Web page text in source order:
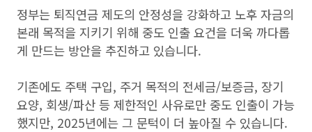
정부는 퇴직연금 제도의 안정성을 강화하고 노후 자금의
본래 목적을 지키기 위해 중도 인출 요건을 더욱 까다롭
게 만드는 방안을 추진하고 있습니다.
기존에도 주택 구입, 주거 목적의 전세금/보증금, 장기
요양, 회생/파산 등 제한적인 사유로만 중도 인출이 가능
했지만, 2025년에는 그 문턱이 더 높아질 수 있습니다.